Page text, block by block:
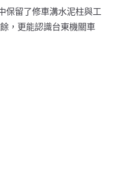
保留了修車溝水泥柱與工
，更能認識台東機關車